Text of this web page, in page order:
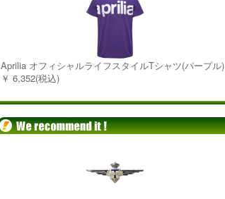
Aprilia オフィシャルライフスタイルTシャツ(パープル)
￥ 6,352(税込)